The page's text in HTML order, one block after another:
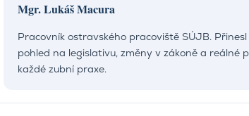
Mgr. Lukáš Macura
Pracovník ostravského pracoviště SÚJB.
pohled na legislativu, změny v zákoně a reálné
každé zubní praxe.